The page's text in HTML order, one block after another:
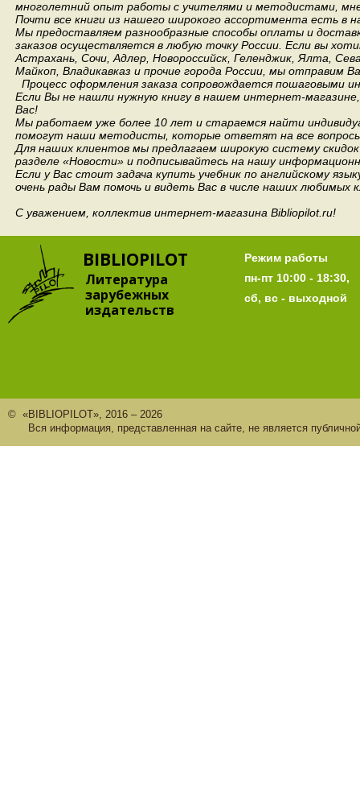
многолетний опыт работы с учителями и методистами,
Почти все книги из нашего широкого ассортимента есть в
Мы предоставляем разнообразные способы оплаты и
заказов осуществляется в любую точку России. Если вы
Астрахань, Сочи, Адлер, Новороссийск, Геленджик, Ялта,
Майкоп, Владикавказ и прочие города России, мы отправим
Процесс оформления заказа сопровождается пошаговыми
Если Вы не нашли нужную книгу в нашем интернет-
Вас!
Мы работаем уже более 10 лет и стараемся найти
помогут наши методисты, которые ответят на все
Для наших клиентов мы предлагаем широкую систему
разделе «Новости» и подписывайтесь на нашу
Если у Вас стоит задача купить учебник по английскому
очень рады Вам помочь и видеть Вас в числе наших любимых
С уважением, коллектив интернет-магазина Bibliopilot.ru!
BIBLIOPILOT
Литература
зарубежных
издательств
Режим работы
пн-пт 10:00 - 18:30,
сб, вс - выходной
© «BIBLIOPILOT», 2016 – 2026
Вся информация, представленная на сайте, не является